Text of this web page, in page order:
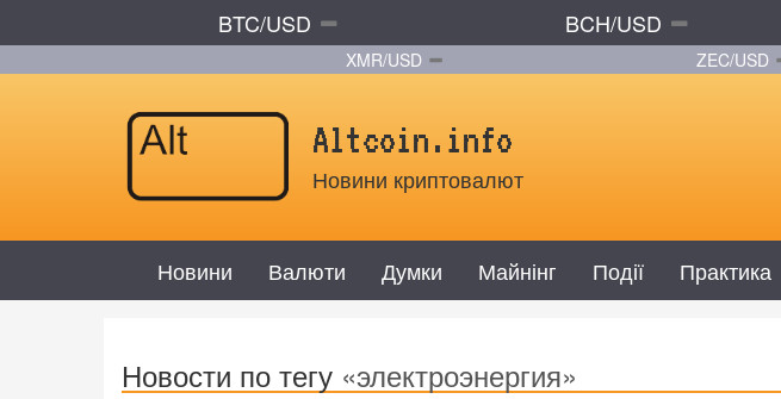
BTC/USD BCH/USD
XMR/USD ZEC/USD
Altcoin.info
Новини криптовалют
Новини Валюти Думки Майнінг Події Практика
Новости по тегу «электроэнергия»